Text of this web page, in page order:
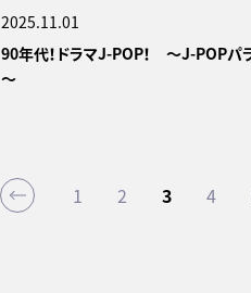
2025.11.01
90年代！ドラマJ-POP！ ～J-POPパ
～
1 2 3 4